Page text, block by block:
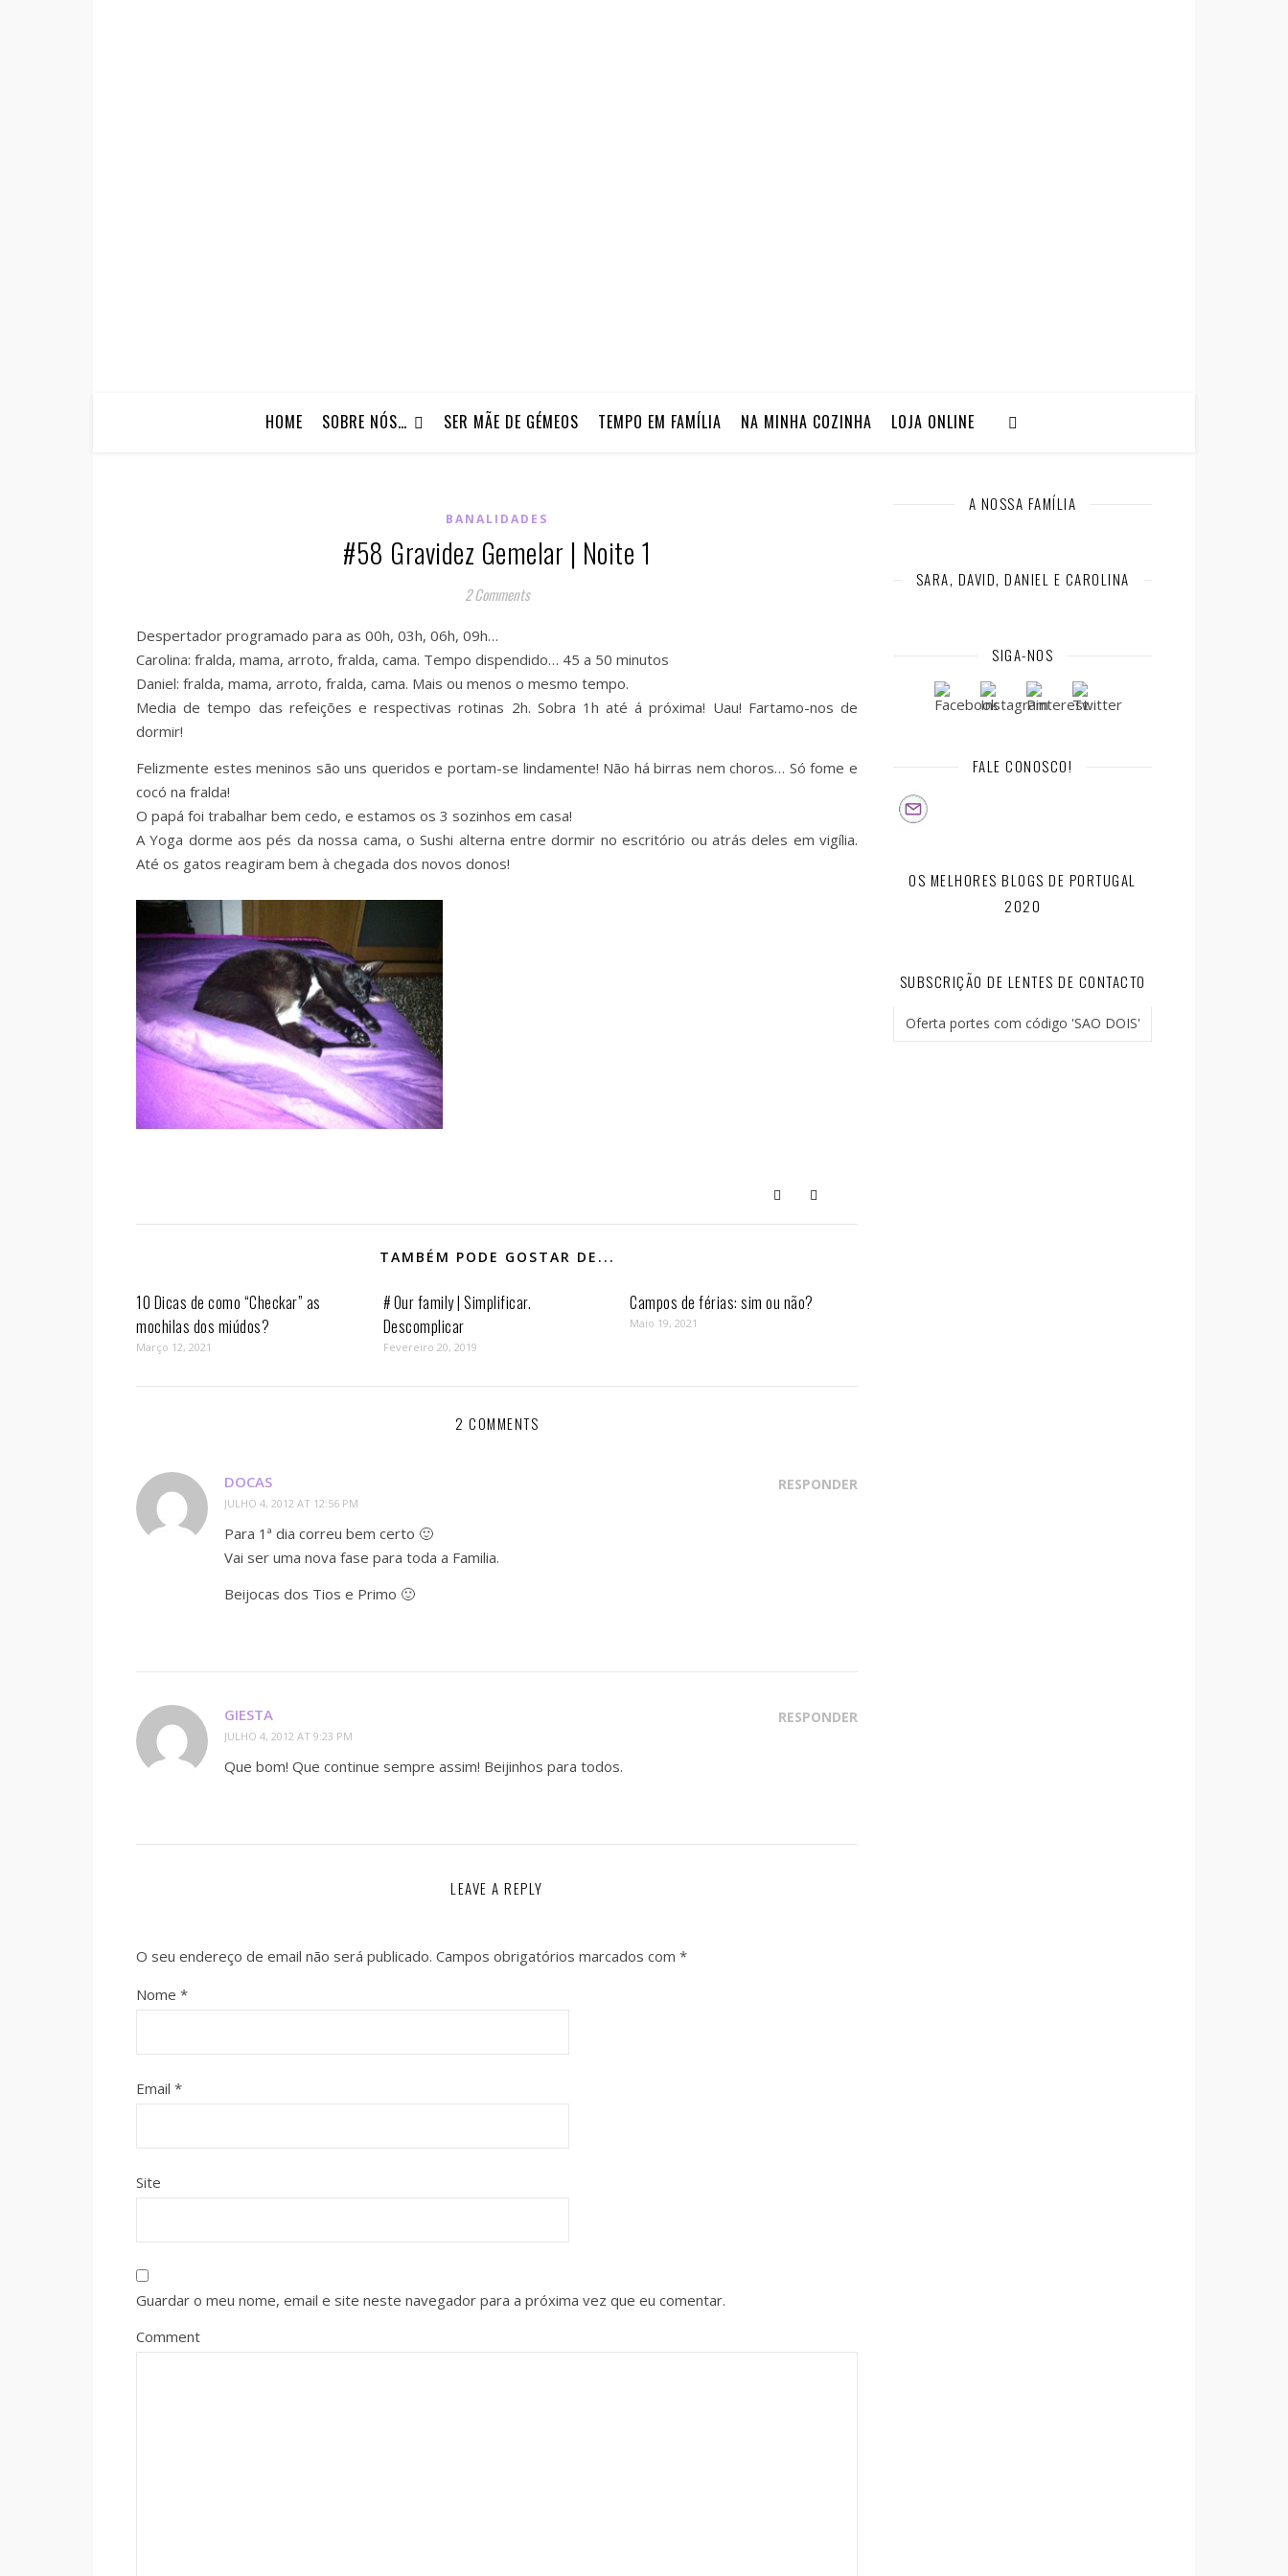
HOME SOBRE NÓS… SER MÃE DE GÉMEOS TEMPO EM FAMÍLIA NA MINHA COZINHA LOJA ONLINE
BANALIDADES
#58 Gravidez Gemelar | Noite 1
2 Comments
Despertador programado para as 00h, 03h, 06h, 09h…
Carolina: fralda, mama, arroto, fralda, cama. Tempo dispendido… 45 a 50 minutos
Daniel: fralda, mama, arroto, fralda, cama. Mais ou menos o mesmo tempo.
Media de tempo das refeições e respectivas rotinas 2h. Sobra 1h até á próxima! Uau! Fartamo-nos de
dormir!
Felizmente estes meninos são uns queridos e portam-se lindamente! Não há birras nem choros… Só fome e
cocó na fralda!
O papá foi trabalhar bem cedo, e estamos os 3 sozinhos em casa!
A Yoga dorme aos pés da nossa cama, o Sushi alterna entre dormir no escritório ou atrás deles em vigília.
Até os gatos reagiram bem à chegada dos novos donos!
TAMBÉM PODE GOSTAR DE...
10 Dicas de como “Checkar” as
mochilas dos miúdos?
Março 12, 2021
# Our family | Simplificar.
Descomplicar
Fevereiro 20, 2019
Campos de férias: sim ou não?
Maio 19, 2021
2 COMMENTS
DOCAS
JULHO 4, 2012 AT 12:56 PM
RESPONDER
Para 1ª dia correu bem certo 🙂
Vai ser uma nova fase para toda a Familia.
Beijocas dos Tios e Primo 🙂
GIESTA
JULHO 4, 2012 AT 9:23 PM
RESPONDER
Que bom! Que continue sempre assim! Beijinhos para todos.
LEAVE A REPLY
O seu endereço de email não será publicado. Campos obrigatórios marcados com *
Nome *
Email *
Site
Guardar o meu nome, email e site neste navegador para a próxima vez que eu comentar.
Comment
A NOSSA FAMÍLIA
SARA, DAVID, DANIEL E CAROLINA
SIGA-NOS
FALE CONOSCO!
OS MELHORES BLOGS DE PORTUGAL
2020
SUBSCRIÇÃO DE LENTES DE CONTACTO
Oferta portes com código 'SAO DOIS'